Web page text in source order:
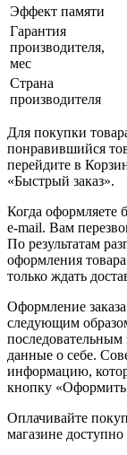
Эффект памяти
Гарантия
производителя,
мес
Страна
производителя
Для покупки
понравившийся
перейдите в
«Быстрый заказ».
Когда
e-mail. Вам
По результатам
оформления
только ждать
Оформление
следующим
последовательным
данные о себе.
информацию,
кнопку «Оформить
Оплачивайте
магазине